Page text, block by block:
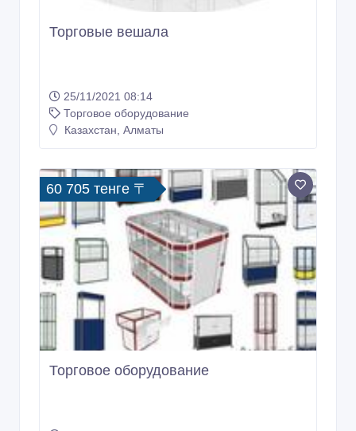
Торговые вешала
25/11/2021 08:14
Торговое оборудование
Казахстан, Алматы
60 705 тенге 〒
Торговое оборудование